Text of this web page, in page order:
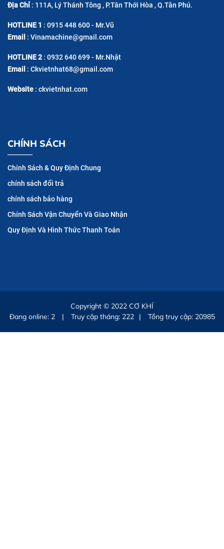
Địa Chỉ : 111A, Lý Thánh Tông , P.Tân Thới Hòa , Q.Tân Phú.
HOTLINE 1 : 0915 448 600 - Mr.Vũ
Email : Vinamachine@gmail.com
HOTLINE 2 : 0932 640 699 - Mr.Nhật
Email : Ckvietnhat68@gmail.com
Website : ckvietnhat.com
CHÍNH SÁCH
Chính Sách & Quy Định Chung
chính sách đổi trả
chính sách bảo hàng
Chính Sách Vận Chuyển Và Giao Nhận
Quy Định Và Hình Thức Thanh Toán
Copyright © 2022 CƠ KHÍ
Đang online: 2 | Truy cập tháng: 222 | Tổng truy cập: 20985